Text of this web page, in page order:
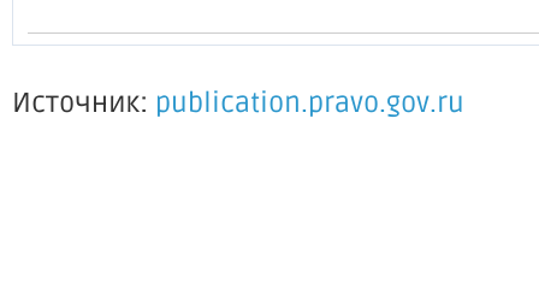
Источник: publication.pravo.gov.ru